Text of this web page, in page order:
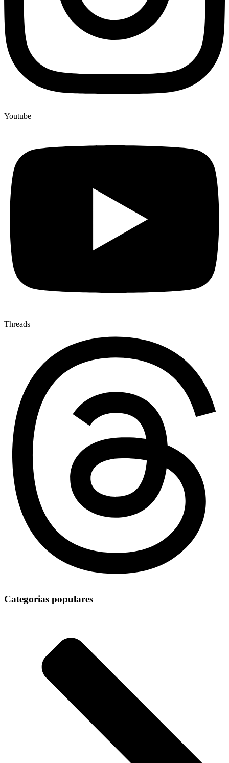
Youtube
Threads
Categorias populares